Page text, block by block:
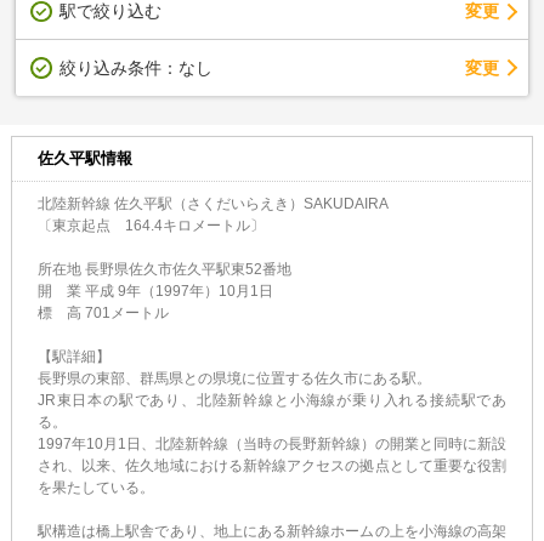
駅で絞り込む 変更
絞り込み条件： なし 変更
佐久平駅情報
北陸新幹線 佐久平駅（さくだいらえき）SAKUDAIRA
〔東京起点 164.4キロメートル〕
所在地 長野県佐久市佐久平駅東52番地
開 業 平成 9年（1997年）10月1日
標 高 701メートル
【駅詳細】
長野県の東部、群馬県との県境に位置する佐久市にある駅。
JR東日本の駅であり、北陸新幹線と小海線が乗り入れる接続駅であ
る。
1997年10月1日、北陸新幹線（当時の長野新幹線）の開業と同時に新設
され、以来、佐久地域における新幹線アクセスの拠点として重要な役割
を果たしている。
駅構造は橋上駅舎であり、地上にある新幹線ホームの上を小海線の高架